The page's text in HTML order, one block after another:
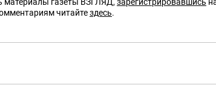
материалы газеты ВЗГЛЯД,зарегистрировавшись
читайтездесь.